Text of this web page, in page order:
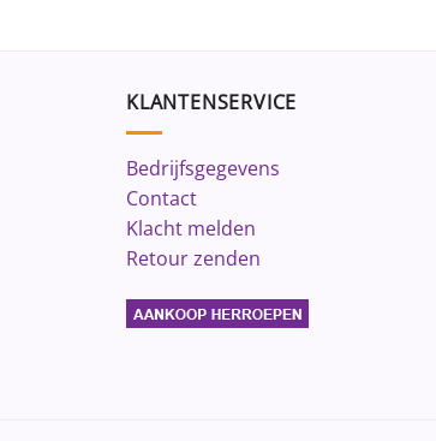
KLANTENSERVICE
Bedrijfsgegevens
Contact
Klacht melden
Retour zenden